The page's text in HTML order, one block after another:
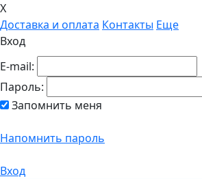
X
Доставка и оплата Контакты Еще
Вход
E-mail:
Пароль:
Запомнить меня
Напомнить пароль
Вход